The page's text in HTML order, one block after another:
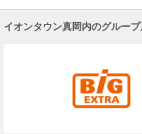
イオンタウン真岡内のグルー